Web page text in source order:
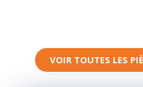
VOIR TOUTES LES